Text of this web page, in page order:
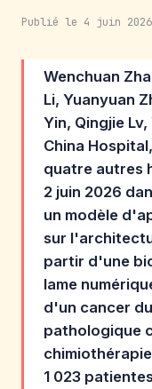
Publié le 4 juin 2026
Wenchuan
Li, Yuanyuan
Yin, Qingjie
China
quatre autres
2 juin 2026
un modèle
sur
partir d'une
lame
d'un cancer
pathologique
1 023